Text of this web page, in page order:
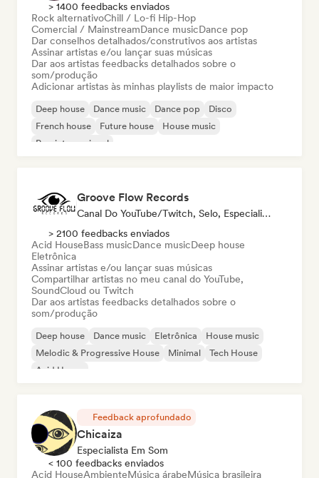
> 1400 feedbacks enviados
Rock alternativoChill / Lo-fi Hip-Hop
Comercial / MainstreamDance musicDance pop
Dar conselhos detalhados/construtivos aos artistas
Assinar artistas e/ou lançar suas músicas
Dar aos artistas feedbacks detalhados sobre o
som/produção
Adicionar artistas às minhas playlists de maior impacto
Deep house Dance music Dance pop
Disco
French house
Future house
House music
Pop internacional
Groove Flow Records
Canal Do YouTube/Twitch, Selo, Especialista Em Som
> 2100 feedbacks enviados
Acid HouseBass musicDance musicDeep house
Eletrônica
Assinar artistas e/ou lançar suas músicas
Compartilhar artistas no meu canal do YouTube,
SoundCloud ou Twitch
Dar aos artistas feedbacks detalhados sobre o
som/produção
Deep house Dance music Eletrônica
House music
Melodic & Progressive House
Minimal
Tech House
Acid House
Feedback aprofundado
Chicaiza
Especialista Em Som
< 100 feedbacks enviados
Acid HouseAmbienteMúsica árabeMúsica brasileira